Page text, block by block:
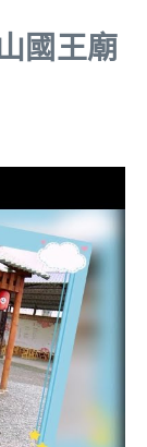
國王廟